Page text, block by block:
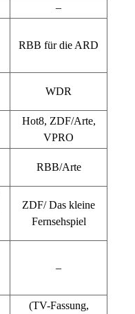
–
RBB für die ARD
WDR
Hot8, ZDF/Arte,
VPRO
RBB/Arte
ZDF/ Das kleine
Fernsehspiel
–
(TV-Fassung,